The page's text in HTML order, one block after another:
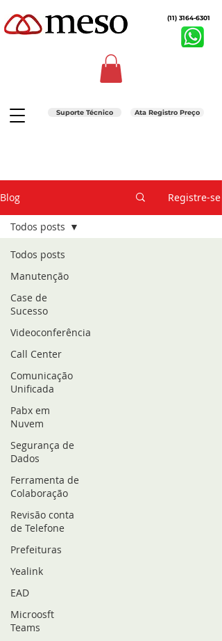
(11) 3164-6301
Suporte Técnico Ata Registro Preço
Blog Registre-se
Todos posts
Manutenção
Case de
Sucesso
Videoconferência
Call Center
Comunicação
Unificada
Pabx em
Nuvem
Segurança de
Dados
Ferramenta de
Colaboração
Revisão conta
de Telefone
Prefeituras
Yealink
EAD
Microosft
Teams
Todos posts